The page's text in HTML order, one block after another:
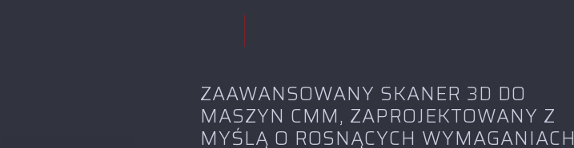
ZAAWANSOWANY SKANER 3D DO
MASZYN CMM, ZAPROJEKTOWANY Z
MYŚLĄ O ROSNĄCYCH WYMAGANIACH